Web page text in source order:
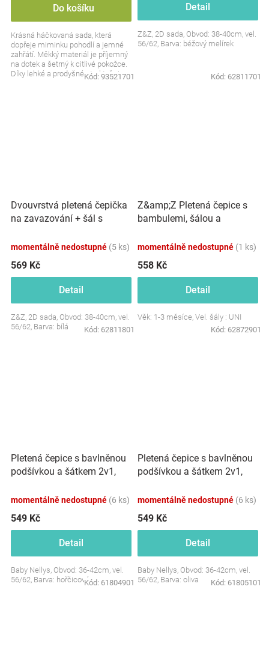
Do košíku
Krásná háčkovaná sada, která
dopřeje miminku pohodlí a jemné
zahřátí. Měkký materiál je příjemný
na dotek a šetrný k citlivé pokožce.
Díky lehké a prodyšné struktuře je
Kód: 93521701
Detail
Z&Z, 2D sada, Obvod: 38-40cm, vel.
56/62, Barva: béžový melírek
Kód: 62811701
Dvouvrstvá pletená čepička
na zavazování + šál s
momentálně nedostupné (5 ks)
569 Kč
Detail
Z&Z, 2D sada, Obvod: 38-40cm, vel.
56/62, Barva: bílá
Kód: 62811801
Z&amp;Z Pletená čepice s
bambulemi, šálou a
momentálně nedostupné (1 ks)
558 Kč
Detail
Věk: 1-3 měsíce, Vel. šály : UNI
Kód: 62872901
Pletená čepice s bavlněnou
podšívkou a šátkem 2v1,
hořčicová
momentálně nedostupné (6 ks)
549 Kč
Detail
Baby Nellys, Obvod: 36-42cm, vel.
56/62, Barva: hořčicováKód: 61804901
Pletená čepice s bavlněnou
podšívkou a šátkem 2v1,
momentálně nedostupné (6 ks)
549 Kč
Detail
Baby Nellys, Obvod: 36-42cm, vel.
56/62, Barva: oliva
Kód: 61805101